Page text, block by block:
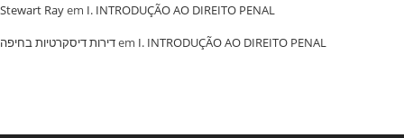
Stewart Rayem I. INTRODUÇÃO AO DIREITO PENAL
‏דירות דיסקרטיות בחיפהem I. INTRODUÇÃO AO DIREITO PENAL